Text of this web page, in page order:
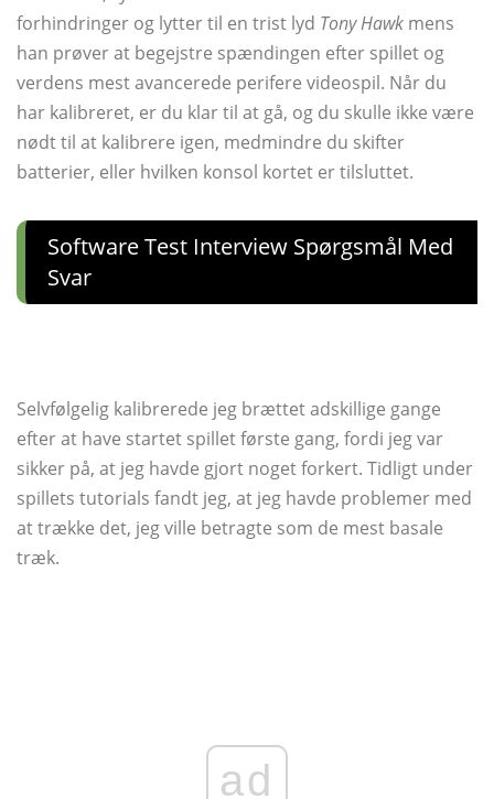
forhindringer og lytter til en trist lyd Tony Hawk mens
han prøver at begejstre spændingen efter spillet og
verdens mest avancerede perifere videospil. Når du
har kalibreret, er du klar til at gå, og du skulle ikke være
nødt til at kalibrere igen, medmindre du skifter
batterier, eller hvilken konsol kortet er tilsluttet.
Software Test Interview Spørgsmål Med
Svar
Selvfølgelig kalibrerede jeg brættet adskillige gange
efter at have startet spillet første gang, fordi jeg var
sikker på, at jeg havde gjort noget forkert. Tidligt under
spillets tutorials fandt jeg, at jeg havde problemer med
at trække det, jeg ville betragte som de mest basale
træk.
ad